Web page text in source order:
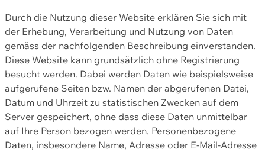
Durch die Nutzung dieser Website erklären Sie sich mit
der Erhebung, Verarbeitung und Nutzung von Daten
gemäss der nachfolgenden Beschreibung einverstanden.
Diese Website kann grundsätzlich ohne Registrierung
besucht werden. Dabei werden Daten wie beispielsweise
aufgerufene Seiten bzw. Namen der abgerufenen Datei,
Datum und Uhrzeit zu statistischen Zwecken auf dem
Server gespeichert, ohne dass diese Daten unmittelbar
auf Ihre Person bezogen werden. Personenbezogene
Daten, insbesondere Name, Adresse oder E-Mail-Adresse